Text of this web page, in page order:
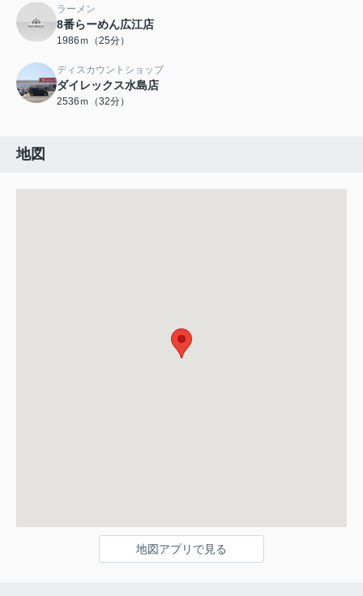
ラーメン
8番らーめん広江店
1986ｍ（25分）
ディスカウントショップ
ダイレックス水島店
2536ｍ（32分）
地図
地図アプリで見る